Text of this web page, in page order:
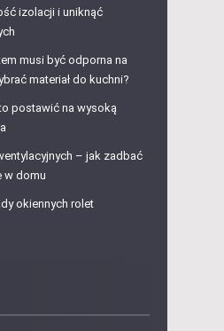
izolacji i uniknąć
musi być odporna na
materiał do kuchni?
postawić na wysoką
– jak zadbać
w domu
okiennych rolet